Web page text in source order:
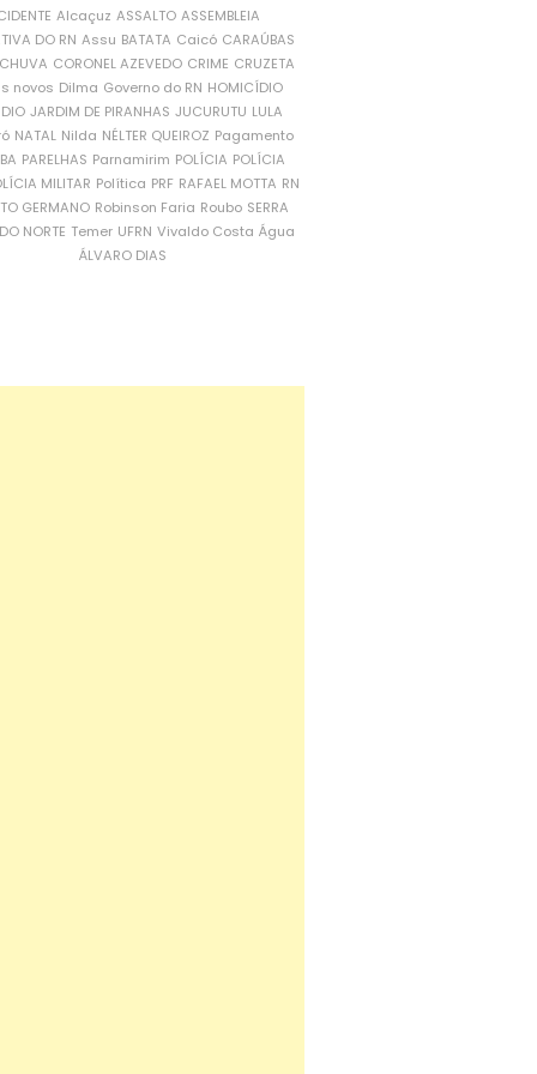
Alcaçuz ASSALTO ASSEMBLEIA
DO RN Assu BATATA Caicó CARAÚBAS
CORONEL AZEVEDO CRIME CRUZETA
novos Dilma Governo do RN HOMICÍDIO
JARDIM DE PIRANHAS JUCURUTU LULA
NATAL Nilda NÉLTER QUEIROZ Pagamento
PARELHAS Parnamirim POLÍCIA POLÍCIA
MILITAR Política PRF RAFAEL MOTTA RN
GERMANO Robinson Faria Roubo SERRA
NORTE Temer UFRN Vivaldo Costa Água
ÁLVARO DIAS